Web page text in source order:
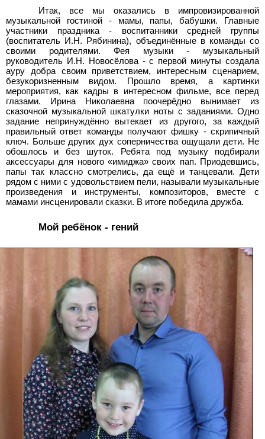
Итак, все мы оказались в импровизированной
музыкальной гостиной - мамы, папы, бабушки. Главные
участники праздника - воспитанники средней группы
(воспитатель И.Н. Рябинина), объединённые в команды со
своими родителями. Фея музыки - музыкальный
руководитель И.Н. Новосёлова - с первой минуты создала
ауру добра своим приветствием, интересным сценарием,
безукоризненным видом. Прошло время, а картинки
мероприятия, как кадры в интересном фильме, все перед
глазами. Ирина Николаевна поочерёдно вынимает из
сказочной музыкальной шкатулки ноты с заданиями. Одно
задание непринуждённо вытекает из другого, за каждый
правильный ответ команды получают фишку - скрипичный
ключ. Больше других дух соперничества ощущали дети. Не
обошлось и без шуток. Ребята под музыку подбирали
аксессуары для нового «имиджа» своих пап. Приодевшись,
папы так классно смотрелись, да ещё и танцевали. Дети
рядом с ними с удовольствием пели, называли музыкальные
произведения и инструменты, композиторов, вместе с
мамами инсценировали сказки. В итоге победила дружба.
Мой ребёнок - гений